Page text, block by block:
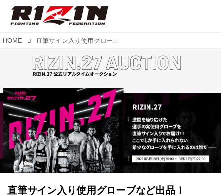
HOME 直筆サイン入り使用グローブなど出品！RIZIN.27リアルタイムオークション開催決定！
直筆サイン入り使用グローブなど出品！